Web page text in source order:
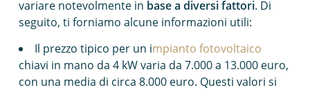
variare notevolmente in base a diversi fattori. Di
seguito, ti forniamo alcune informazioni utili:
Il prezzo tipico per un impianto fotovoltaico
chiavi in mano da 4 kW varia da 7.000 a 13.000 euro,
con una media di circa 8.000 euro. Questi valori si